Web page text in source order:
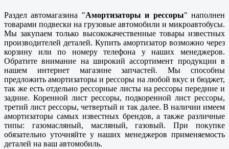
Раздел автомагазина "Амортизаторы и рессоры" наполнен
товарами подвески на грузовые автомобили и микроавтобусы.
Мы закупаем только высококачественные товары известных
производителей деталей. Купить амортизатор возможно через
корзину или по номеру телефона у наших менеджеров.
Обратите внимание на широкий ассортимент продукции в
нашем интернет магазине запчастей. Мы способны
предложить амортизаторы и рессоры на любой вкус и бюджет,
так же есть отдельно рессорные листы на рессоры передние и
задние. Коренной лист рессоры, подкоренной лист рессоры,
третий лист рессоры, четвертый и так далее. В наличии имеем
амортизаторы самых известных брендов, а также различные
типы: газомасляный, масляный, газовый. При покупке
обязательно уточняйте у наших менеджеров применяемость
деталей на ваш автомобиль.